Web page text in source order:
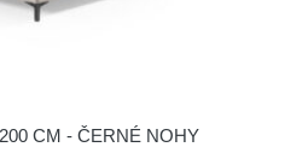
CM - ČERNÉ NOHY